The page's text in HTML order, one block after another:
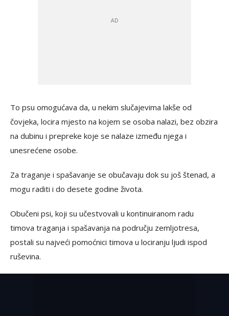
To psu omogućava da, u nekim slučajevima lakše od
čovjeka, locira mjesto na kojem se osoba nalazi, bez obzira
na dubinu i prepreke koje se nalaze između njega i
unesrećene osobe.
Za traganje i spašavanje se obučavaju dok su još štenad, a
mogu raditi i do desete godine života.
Obučeni psi, koji su učestvovali u kontinuiranom radu
timova traganja i spašavanja na području zemljotresa,
postali su najveći pomoćnici timova u lociranju ljudi ispod
ruševina.